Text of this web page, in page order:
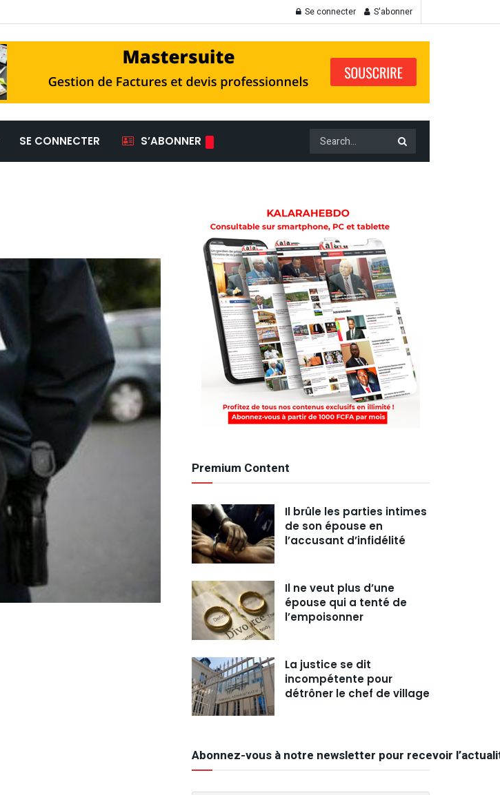
Se connecter S'abonner
SE CONNECTER S’ABONNER
Premium Content
Il brûle les parties intimes
de son épouse en
l’accusant d’infidélité
Il ne veut plus d’une
épouse qui a tenté de
l’empoisonner
La justice se dit
incompétente pour
détrôner le chef de village
Abonnez-vous à notre newsletter pour recevoir